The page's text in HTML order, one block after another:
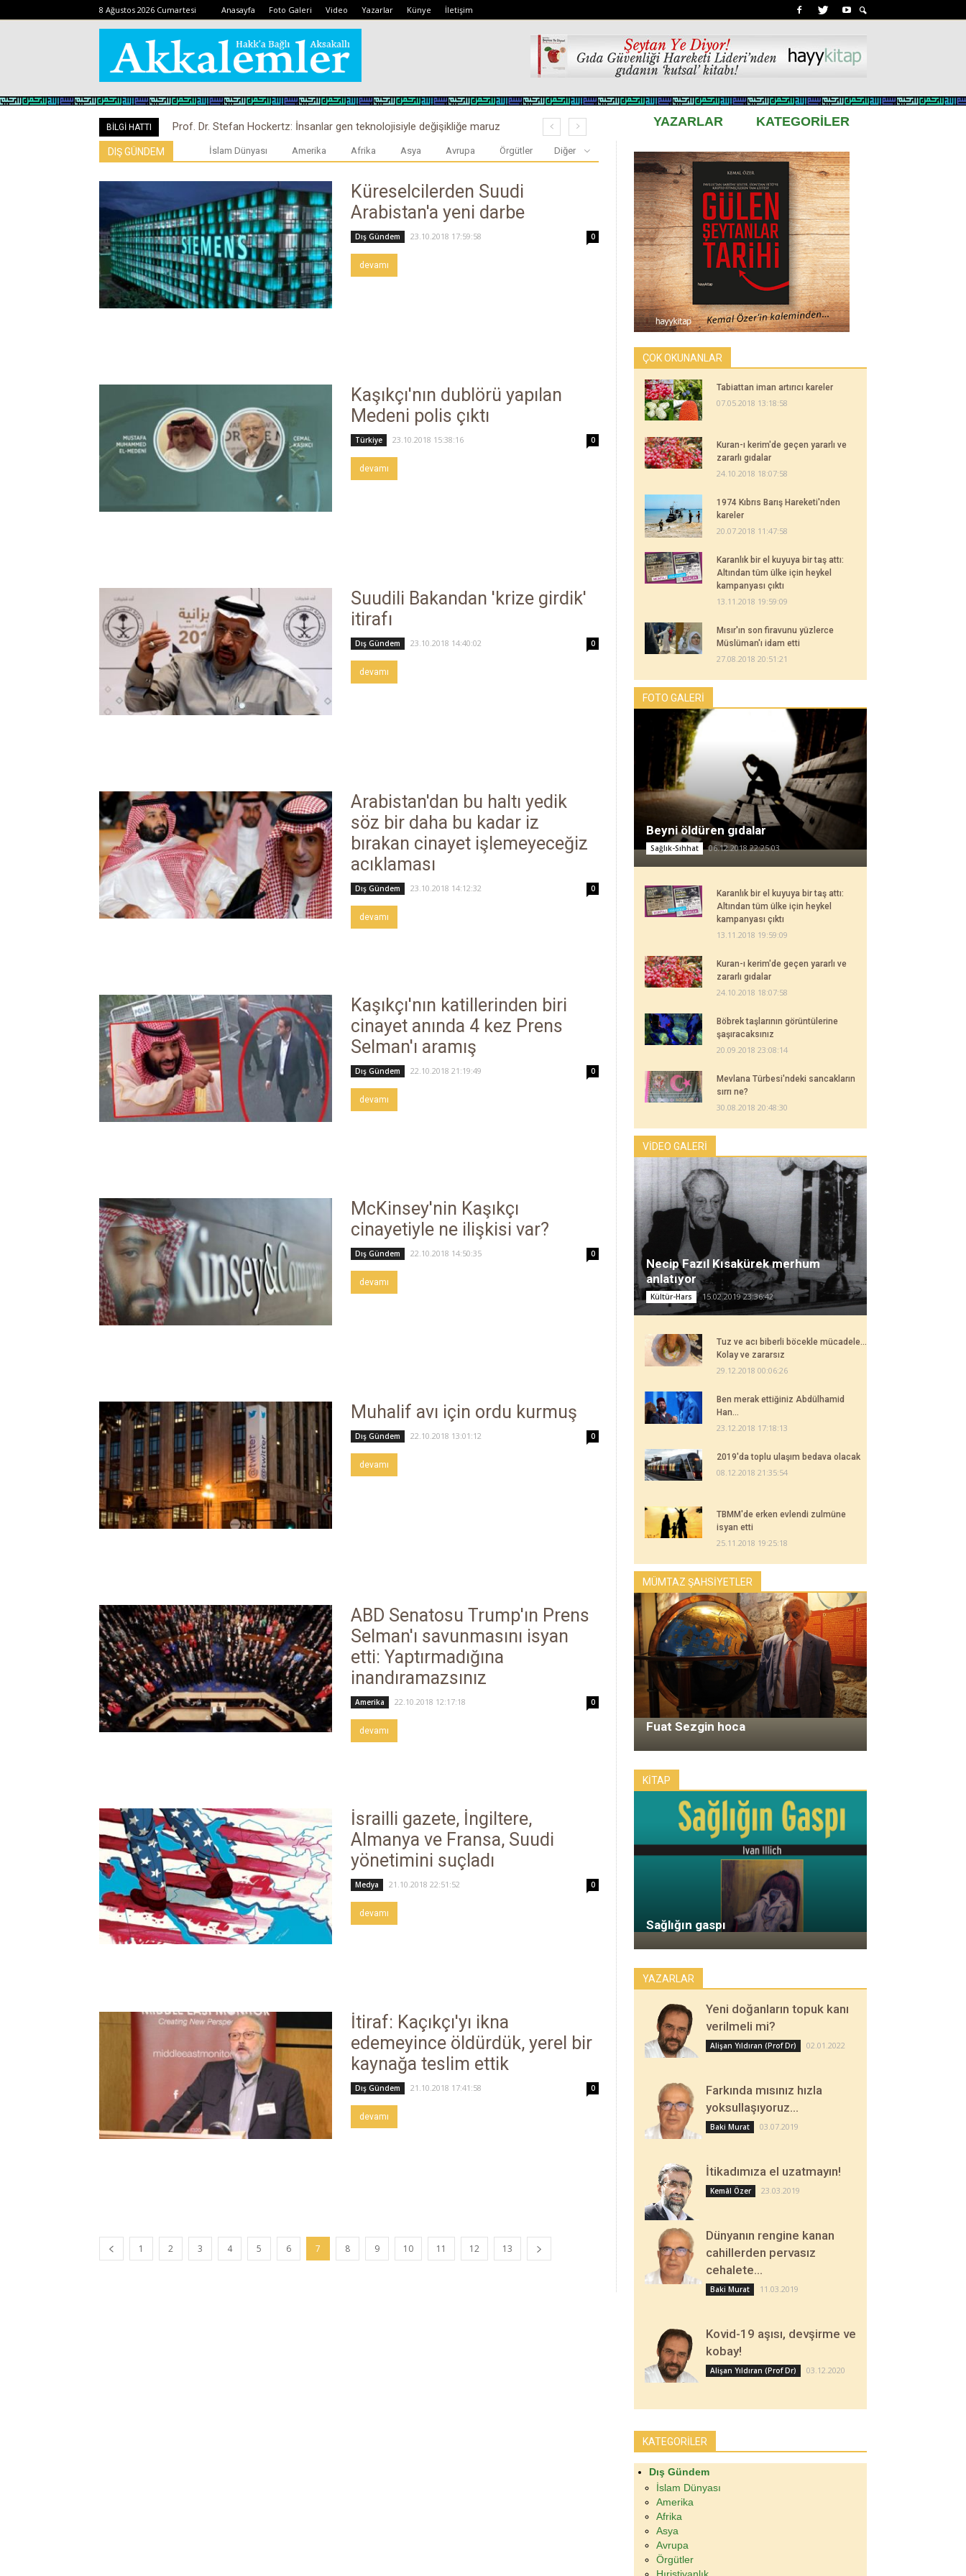
8 Ağustos 2026 Cumartesi Anasayfa Foto Galeri Video Yazarlar Künye İletişim
BİLGİ HATTI
Prof. Dr. Stefan Hockertz: İnsanlar gen teknolojisiyle değişikliğe maruz
kalabilir
YAZARLAR KATEGORİLER
DIŞ GÜNDEM İslam Dünyası Amerika Afrika Asya Avrupa Örgütler Diğer
Küreselcilerden Suudi
Arabistan'a yeni darbe
Dış Gündem 23.10.2018 17:59:58 0
devamı
Kaşıkçı'nın dublörü yapılan
Medeni polis çıktı
Türkiye 23.10.2018 15:38:16 0
devamı
Suudili Bakandan 'krize girdik'
itirafı
Dış Gündem 23.10.2018 14:40:02 0
devamı
Arabistan'dan bu haltı yedik
söz bir daha bu kadar iz
bırakan cinayet işlemeyeceğiz
acıklaması
Dış Gündem 23.10.2018 14:12:32 0
devamı
Kaşıkçı'nın katillerinden biri
cinayet anında 4 kez Prens
Selman'ı aramış
Dış Gündem 22.10.2018 21:19:49 0
devamı
McKinsey'nin Kaşıkçı
cinayetiyle ne ilişkisi var?
Dış Gündem 22.10.2018 14:50:35 0
devamı
Muhalif avı için ordu kurmuş
Dış Gündem 22.10.2018 13:01:12 0
devamı
ABD Senatosu Trump'ın Prens
Selman'ı savunmasını isyan
etti: Yaptırmadığına
inandıramazsınız
Amerika 22.10.2018 12:17:18 0
devamı
İsrailli gazete, İngiltere,
Almanya ve Fransa, Suudi
yönetimini suçladı
Medya 21.10.2018 22:51:52 0
devamı
İtiraf: Kaçıkçı'yı ikna
edemeyince öldürdük, yerel bir
kaynağa teslim ettik
Dış Gündem 21.10.2018 17:41:58 0
devamı
1 2 3 4 5 6 7 8 9 10 11 12 13
ÇOK OKUNANLAR
Tabiattan iman artırıcı kareler
07.05.2018 13:18:58
Kuran-ı kerim'de geçen yararlı ve
zararlı gıdalar
24.10.2018 18:07:58
1974 Kıbrıs Barış Hareketi'nden
kareler
20.07.2018 11:47:58
Karanlık bir el kuyuya bir taş attı:
Altından tüm ülke için heykel
kampanyası çıktı
13.11.2018 19:59:09
Mısır'ın son firavunu yüzlerce
Müslüman'ı idam etti
27.08.2018 20:51:21
FOTO GALERİ
Beyni öldüren gıdalar
Sağlık-Sıhhat 06.12.2018 22:25:03
Karanlık bir el kuyuya bir taş attı:
Altından tüm ülke için heykel
kampanyası çıktı
13.11.2018 19:59:09
Kuran-ı kerim'de geçen yararlı ve
zararlı gıdalar
24.10.2018 18:07:58
Böbrek taşlarının görüntülerine
şaşıracaksınız
20.09.2018 23:08:14
Mevlana Türbesi'ndeki sancakların
sırrı ne?
30.08.2018 20:48:30
VİDEO GALERİ
Necip Fazıl Kısakürek merhum
anlatıyor
Kültür-Hars 15.02.2019 23:36:42
Tuz ve acı biberli böcekle mücadele...
Kolay ve zararsız
29.12.2018 00:06:26
Ben merak ettiğiniz Abdülhamid
Han...
23.12.2018 17:18:13
2019'da toplu ulaşım bedava olacak
08.12.2018 21:35:54
TBMM'de erken evlendi zulmüne
isyan etti
25.11.2018 19:25:18
MÜMTAZ ŞAHSİYETLER
Fuat Sezgin hoca
KİTAP
Sağlığın gaspı
YAZARLAR
Yeni doğanların topuk kanı
verilmeli mi?
Alişan Yıldıran (Prof Dr) 02.01.2022
Farkında mısınız hızla
yoksullaşıyoruz…
Baki Murat 03.07.2019
İtikadımıza el uzatmayın!
Kemâl Özer 23.03.2019
Dünyanın rengine kanan
cahillerden pervasız
cehalete…
Baki Murat 11.03.2019
Kovid-19 aşısı, devşirme ve
kobay!
Alişan Yıldıran (Prof Dr) 03.12.2020
KATEGORİLER
Dış Gündem
İslam Dünyası
Amerika
Afrika
Asya
Avrupa
Örgütler